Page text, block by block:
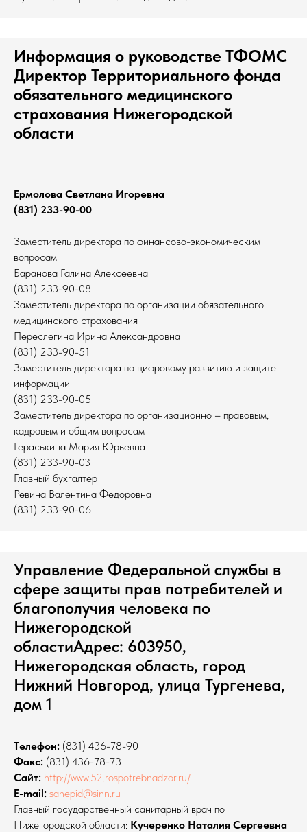
Информация о руководстве ТФОМС
Директор Территориального фонда
обязательного медицинского
страхования Нижегородской
области
Ермолова Светлана Игоревна
(831) 233-90-00
Заместитель директора по финансово-экономическим
вопросам
Баранова Галина Алексеевна
(831) 233-90-08
Заместитель директора по организации обязательного
медицинского страхования
Переслегина Ирина Александровна
(831) 233-90-51
Заместитель директора по цифровому развитию и защите
информации
(831) 233-90-05
Заместитель директора по организационно – правовым,
кадровым и общим вопросам
Гераськина Мария Юрьевна
(831) 233-90-03
Главный бухгалтер
Ревина Валентина Федоровна
(831) 233-90-06
Управление Федеральной службы в
сфере защиты прав потребителей и
благополучия человека по
Нижегородской
областиАдрес: 603950,
Нижегородская область, город
Нижний Новгород, улица Тургенева,
дом 1
Tелефон: (831) 436-78-90
Факс: (831) 436-78-73
Сайт: http://www.52.rospotrebnadzor.ru/
E-mail: sanepid@sinn.ru
Главный государственный санитарный врач по
Нижегородской области: Кучеренко Наталия Сергеевна